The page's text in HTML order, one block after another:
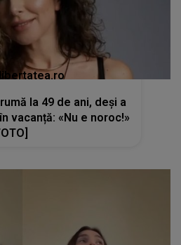
la 49 de ani, deși a
vacanță: «Nu e noroc!»